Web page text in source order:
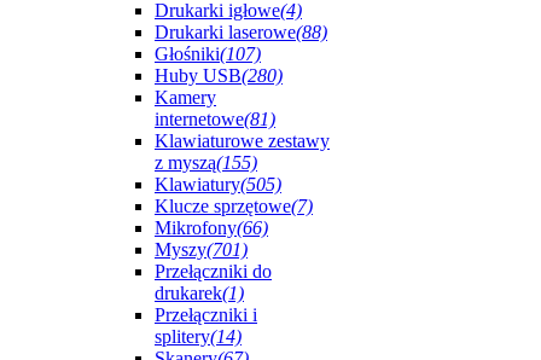
Drukarki igłowe(4)
Drukarki laserowe(88)
Głośniki(107)
Huby USB(280)
Kamery
internetowe(81)
Klawiaturowe zestawy
z myszą(155)
Klawiatury(505)
Klucze sprzętowe(7)
Mikrofony(66)
Myszy(701)
Przełączniki do
drukarek(1)
Przełączniki i
splitery(14)